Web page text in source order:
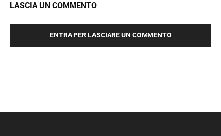
LASCIA UN COMMENTO
ENTRA PER LASCIARE UN COMMENTO